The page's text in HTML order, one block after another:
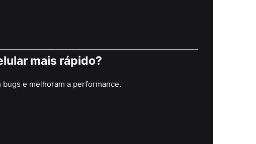
mais rápido?
e melhoram a performance.